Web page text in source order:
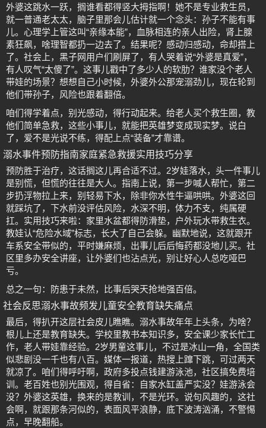
外婆这跳水一跃，搁谁看都得竖大拇指啊！她不是专业救生员，
就一普通老太太，脑子里那会儿估计就一个念头：孙子不能有事
儿。心理学上管这叫“亲缘本能”，血脉相连的亲人出险，肾上腺
素狂飙，啥理智都扔一边去了。结果呢？感动归感动，命却搭上
了。社会上，黑子网用户们刷屏了，有人哭着说“外婆是真爱”，
有人叹气“太傻了”。这事儿戳中了多少人的软肋？谁家没个老人
带娃的场景？想想自己小时候，外婆外公那宠溺劲儿，现在轮到
他们带孙子，风险也跟着翻倍。
咱们得学着点，别光感动，得行动起来。给老人买个救生圈，教
他们简单急救，这些小事儿，就能把英雄梦变成现实梦。说白
了，爱不是光说不练，得配上点“装备”才靠谱。
溺水事件预防指南家庭紧急救援实用技巧分享
预防胜于治疗，这话搁这儿再合适不过。2岁娃落水，头一件事儿
是别慌，但慌的往往是大人。指南上说，第一步喊人帮忙，第二
步扔浮物拉上来，别轻易下水，除非你水性牛逼哄哄。外婆这回
就踩坑了，下水前没评估风险，水深不明，体力不支，纯属硬
扛。实用技巧来啦：家里水盆都得防滑垫，户外玩水带救生衣。
教娃认“危险水域”标志，长大了自己会躲。幽默地说，这就跟开
车系安全带似的，平时嫌麻烦，出事儿后后悔药都没地儿买。社
区里多办安全讲座，让外婆们也沾点光，别让好心人总吃哑巴
亏。
总之一句：防患于未然，比事后哭天抢地强百倍。
社会反思溺水事故频发儿童安全教育缺失痛点
最后，得扒开这层社会皮儿瞧瞧。溺水事故年年上头条，为啥？
根儿上还是教育缺失。学校里教书本知识多，安全课少家长忙工
作，老人带娃靠经验。2岁男童这事儿，不过是冰山一角，全国类
似悲剧没一千也有八百。媒体一报道，热搜上蹿下跳，可过两天
就凉了。咱们得呼吁啊，政府多投点钱建游泳池，社区搞免费培
训。老百姓也别光围观，得自省：自家水缸盖严实没？娃游泳会
没？外婆这英雄，换来的是教训，不是光环。说句风趣的，这社
会啊，就跟那条河似的，表面风平浪静，底下波涛汹涌，不警惕
点，早晚翻船。